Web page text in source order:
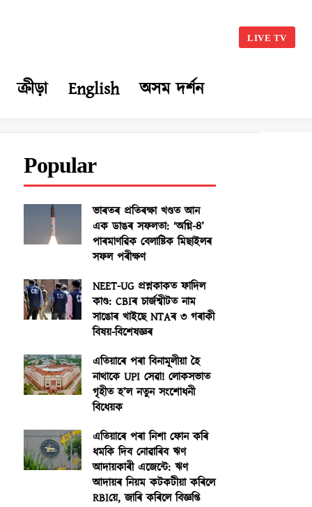
LIVE TV
ক্ৰীড়া English অসম দৰ্শন
Popular
ভাৰতৰ প্ৰতিৰক্ষা খণ্ডত আন
এক ডাঙৰ সফলতা: ‘অগ্নি-৪’
পাৰমাণৱিক বেলাষ্টিক মিছাইলৰ
সফল পৰীক্ষণ
NEET-UG প্ৰশ্নকাকত ফাদিল
কাণ্ড: CBIৰ চাৰ্জশ্বীটত নাম
সাঙোৰ খাইছে NTAৰ ৩ গৰাকী
বিষয়-বিশেষজ্ঞৰ
এতিয়াৰে পৰা বিনামূলীয়া হৈ
নাথাকে UPI সেৱা! লোকসভাত
গৃহীত হ’ল নতুন সংশোধনী
বিধেয়ক
এতিয়াৰে পৰা নিশা ফোন কৰি
ধমকি দিব নোৱাৰিব ঋণ
আদায়কাৰী এজেন্টে: ঋণ
আদায়ৰ নিয়ম কটকটীয়া কৰিলে
RBIয়ে, জাৰি কৰিলে বিজ্ঞপ্তি